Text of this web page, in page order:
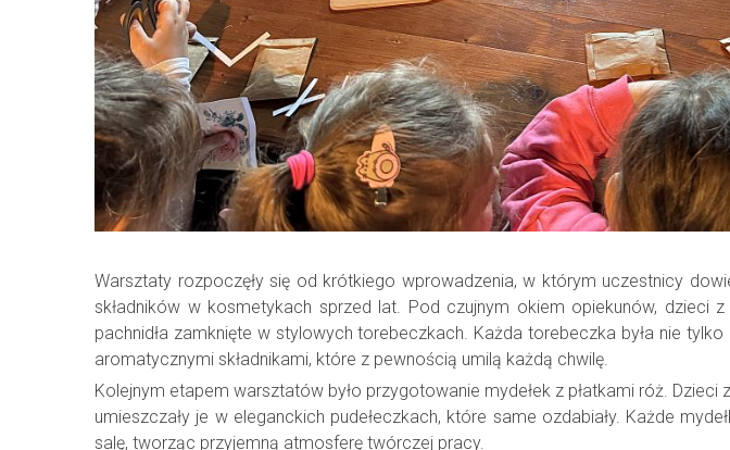
Warsztaty rozpoczęły się od krótkiego wprowadzenia, w którym uczestnicy
składników w kosmetykach sprzed lat. Pod czujnym okiem opiekunów, dzieci
pachnidła zamknięte w stylowych torebeczkach. Każda torebeczka była nie
aromatycznymi składnikami, które z pewnością umilą każdą chwilę.
Kolejnym etapem warsztatów było przygotowanie mydełek z płatkami róż. Dzieci
umieszczały je w eleganckich pudełeczkach, które same ozdabiały. Każde
salę, tworząc przyjemną atmosferę twórczej pracy.